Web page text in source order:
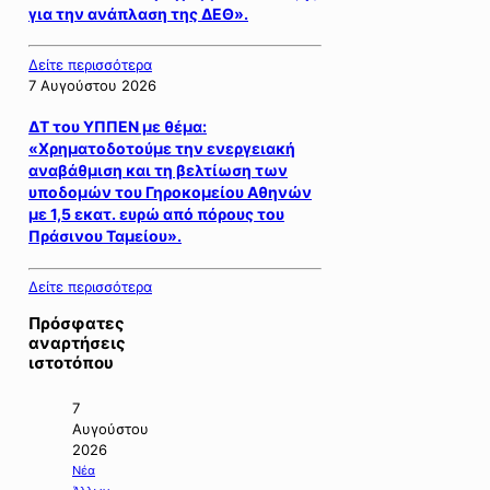
για την ανάπλαση της ΔΕΘ».
Δείτε περισσότερα
7 Αυγούστου 2026
ΔΤ του ΥΠΠΕΝ με θέμα:
«Χρηματοδοτούμε την ενεργειακή
αναβάθμιση και τη βελτίωση των
υποδομών του Γηροκομείου Αθηνών
με 1,5 εκατ. ευρώ από πόρους του
Πράσινου Ταμείου».
Δείτε περισσότερα
Πρόσφατες
αναρτήσεις
ιστοτόπου
7
Αυγούστου
2026
Νέα